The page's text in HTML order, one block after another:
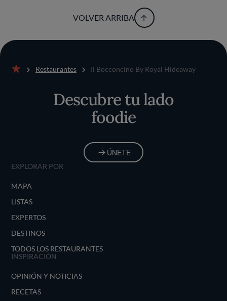
VOLVER ARRIBA
Restaurantes Il Bocconcino By Royal Hideaway
Descubre tu lado
foodie
ÚNETE
EXPLORAR POR
MAPA
LISTAS
EXPERTOS
DESTINOS
TODOS LOS RESTAURANTES
INSPIRACIÓN
OPINIÓN Y NOTICIAS
RECETAS